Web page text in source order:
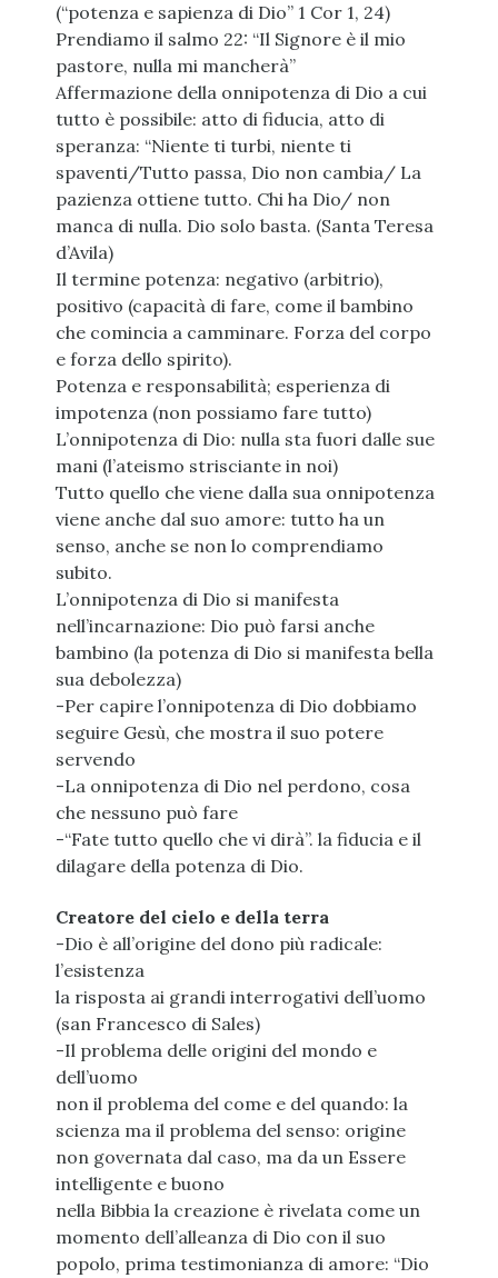
(“potenza e sapienza di Dio” 1 Cor 1, 24)
Prendiamo il salmo 22: “Il Signore è il mio
pastore, nulla mi mancherà”
Affermazione della onnipotenza di Dio a cui
tutto è possibile: atto di fiducia, atto di
speranza: “Niente ti turbi, niente ti
spaventi/Tutto passa, Dio non cambia/ La
pazienza ottiene tutto. Chi ha Dio/ non
manca di nulla. Dio solo basta. (Santa Teresa
d’Avila)
Il termine potenza: negativo (arbitrio),
positivo (capacità di fare, come il bambino
che comincia a camminare. Forza del corpo
e forza dello spirito).
Potenza e responsabilità; esperienza di
impotenza (non possiamo fare tutto)
L’onnipotenza di Dio: nulla sta fuori dalle sue
mani (l’ateismo strisciante in noi)
Tutto quello che viene dalla sua onnipotenza
viene anche dal suo amore: tutto ha un
senso, anche se non lo comprendiamo
subito.
L’onnipotenza di Dio si manifesta
nell’incarnazione: Dio può farsi anche
bambino (la potenza di Dio si manifesta bella
sua debolezza)
-Per capire l’onnipotenza di Dio dobbiamo
seguire Gesù, che mostra il suo potere
servendo
-La onnipotenza di Dio nel perdono, cosa
che nessuno può fare
-“Fate tutto quello che vi dirà”. la fiducia e il
dilagare della potenza di Dio.
Creatore del cielo e della terra
-Dio è all’origine del dono più radicale:
l’esistenza
la risposta ai grandi interrogativi dell’uomo
(san Francesco di Sales)
-Il problema delle origini del mondo e
dell’uomo
non il problema del come e del quando: la
scienza ma il problema del senso: origine
non governata dal caso, ma da un Essere
intelligente e buono
nella Bibbia la creazione è rivelata come un
momento dell’alleanza di Dio con il suo
popolo, prima testimonianza di amore: “Dio